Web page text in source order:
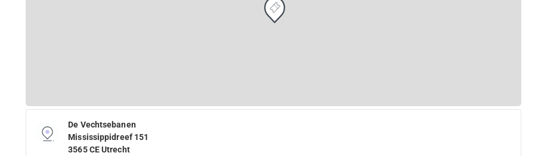
De Vechtsebanen
Mississippidreef 151
3565 CE Utrecht